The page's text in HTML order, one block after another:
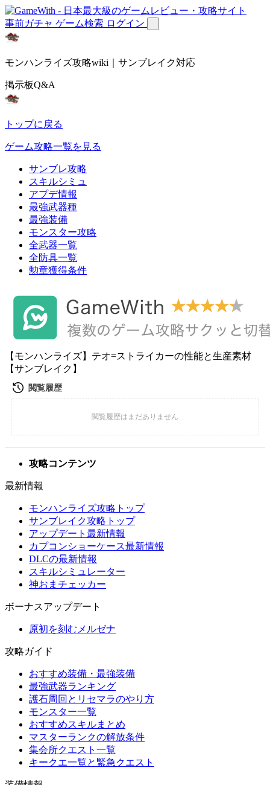
事前ガチャ ゲーム検索 ログイン
モンハンライズ攻略wiki｜サンブレイク対応
掲示板Q&A
トップに戻る
ゲーム攻略一覧を見る
サンブレ攻略
スキルシミュ
アプデ情報
最強武器種
最強装備
モンスター攻略
全武器一覧
全防具一覧
勲章獲得条件
【モンハンライズ】テオ=ストライカーの性能と生産素材
【サンブレイク】
攻略コンテンツ
最新情報
モンハンライズ攻略トップ
サンブレイク攻略トップ
アップデート最新情報
カプコンショーケース最新情報
DLCの最新情報
スキルシミュレーター
神おまチェッカー
ボーナスアップデート
原初を刻むメルゼナ
攻略ガイド
おすすめ装備・最強装備
最強武器ランキング
護石周回とリセマラのやり方
モンスター一覧
おすすめスキルまとめ
マスターランクの解放条件
集会所クエスト一覧
キークエ一覧と緊急クエスト